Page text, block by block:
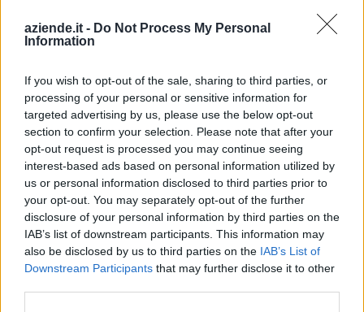
aziende.it - Do Not Process My Personal
Information
If you wish to opt-out of the sale, sharing to third parties, or
processing of your personal or sensitive information for
targeted advertising by us, please use the below opt-out
section to confirm your selection. Please note that after your
opt-out request is processed you may continue seeing
interest-based ads based on personal information utilized by
us or personal information disclosed to third parties prior to
your opt-out. You may separately opt-out of the further
disclosure of your personal information by third parties on the
IAB’s list of downstream participants. This information may
also be disclosed by us to third parties on the IAB’s List of
Downstream Participants that may further disclose it to other
Affi (197)
Angiari (49)
Arcole (129)
Badia Calavena (55)
Bardolino (311)
Belfiore (71)
Bonavigo (31)